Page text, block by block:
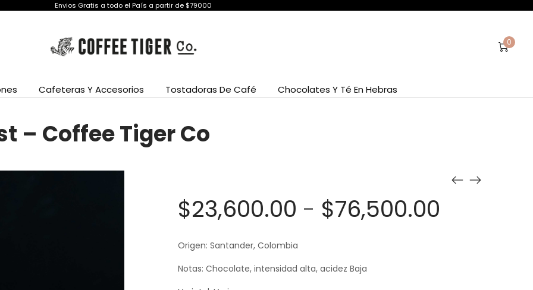
Envios Gratis a todo el País a partir de $79000
0
Cafeteras Y Accesorios Tostadoras De Café Chocolates Y Té En Hebras
– Coffee Tiger Co
$23,600.00 - $76,500.00
Origen: Santander, Colombia
Notas: Chocolate, intensidad alta, acidez Baja